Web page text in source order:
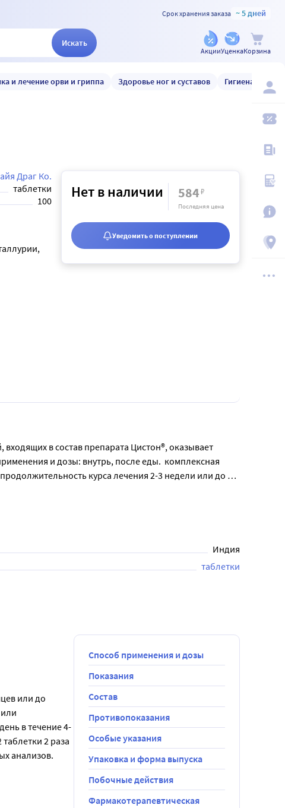
Срок хранения заказа ~ 5 дней
Искать
АкцииУценкаКорзина
и лечение орви и гриппа Здоровье ног и суставов Гигиена и уход
Драг Ко.
таблетки
100 Нет в наличии 584₽
Последняя цена
Уведомить о поступлении
в состав препарата Цистон®, оказывает
и дозы: внутрь, после еды.  комплексная
курса лечения 2-3 недели или до
Индия
таблетки
или до
в течение 4-
2 раза
анализов.
Способ применения и дозы
Показания
Состав
Противопоказания
Особые указания
Упаковка и форма выпуска
Побочные действия
Фармакотерапевтическая